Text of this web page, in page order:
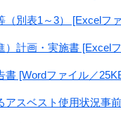
（別表1～3） [Excelフ
）計画・実施書 [Excel
書 [Wordファイル／
アスベスト使用状況事